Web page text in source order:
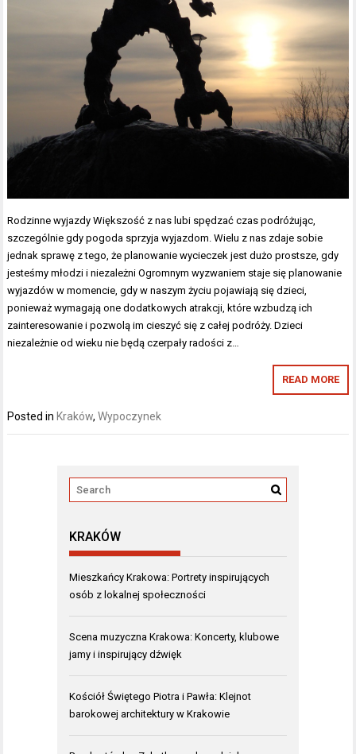
Rodzinne wyjazdy Większość z nas lubi spędzać czas podróżując,
szczególnie gdy pogoda sprzyja wyjazdom. Wielu z nas zdaje sobie
jednak sprawę z tego, że planowanie wycieczek jest dużo prostsze, gdy
jesteśmy młodzi i niezależni Ogromnym wyzwaniem staje się planowanie
wyjazdów w momencie, gdy w naszym życiu pojawiają się dzieci,
ponieważ wymagają one dodatkowych atrakcji, które wzbudzą ich
zainteresowanie i pozwolą im cieszyć się z całej podróży. Dzieci
niezależnie od wieku nie będą czerpały radości z…
READ MORE
Posted inKraków,Wypoczynek
KRAKÓW
Mieszkańcy Krakowa: Portrety inspirujących
osób z lokalnej społeczności
Scena muzyczna Krakowa: Koncerty, klubowe
jamy i inspirujący dźwięk
Kościół Świętego Piotra i Pawła: Klejnot
barokowej architektury w Krakowie